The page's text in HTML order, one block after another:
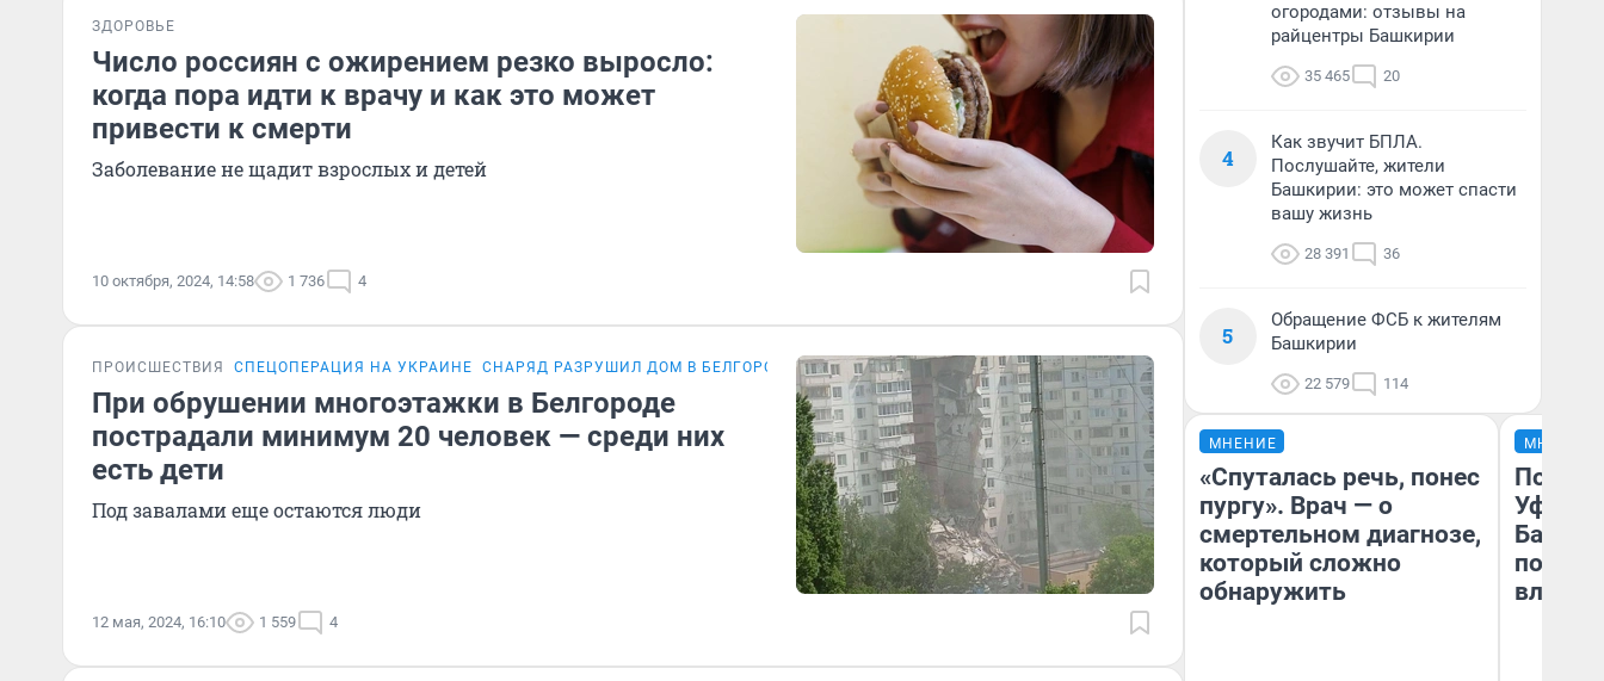
ЗДОРОВЬЕ
Число россиян с ожирением резко выросло:
когда пора идти к врачу и как это может
привести к смерти
Заболевание не щадит взрослых и детей
10 октября, 2024, 14:58 1 736 4
ПРОИСШЕСТВИЯ СПЕЦОПЕРАЦИЯ НА УКРАИНЕ СНАРЯД РАЗРУШИЛ ДОМ В БЕЛГОРОДЕ
При обрушении многоэтажки в Белгороде
пострадали минимум 20 человек — среди них
есть дети
Под завалами еще остаются люди
12 мая, 2024, 16:10 1 559 4
огородами: отзывы на
райцентры Башкирии
35 465 20
4
Как звучит БПЛА.
Послушайте, жители
Башкирии: это может спасти
вашу жизнь
28 391 36
5
Обращение ФСБ к жителям
Башкирии
22 579 114
МНЕНИЕ
«Спуталась речь, понес
пургу». Врач — о
смертельном диагнозе,
который сложно
обнаружить
МНЕНИЕ
Уфы: